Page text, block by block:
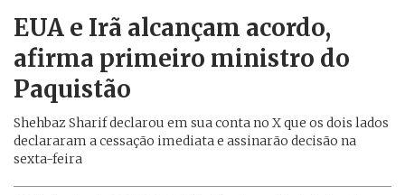
EUA e Irã alcançam acordo,
afirma primeiro ministro do
Paquistão
Shehbaz Sharif declarou em sua conta no X que os dois lados
declararam a cessação imediata e assinarão decisão na
sexta-feira